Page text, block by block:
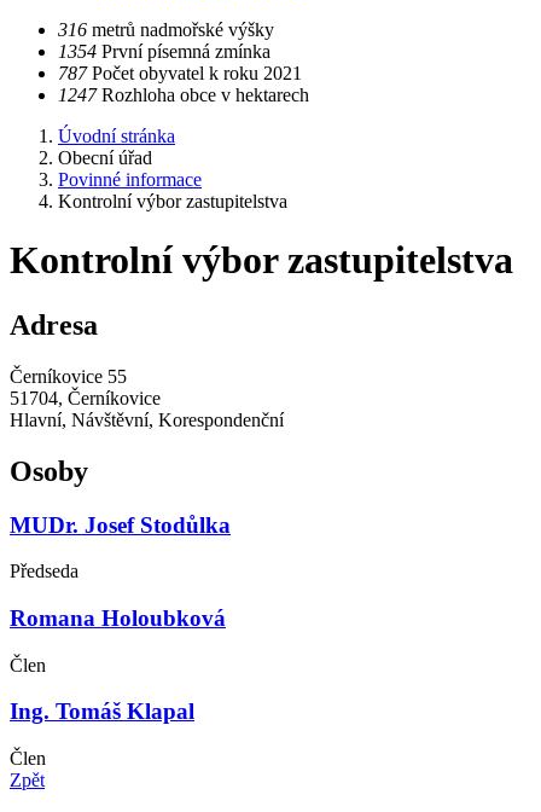
​​316 metrů nadmořské výšky
​​1354 První písemná zmínka
​​787 Počet obyvatel k roku 2021
​​1247 Rozhloha obce v hektarech
Úvodní stránka
Obecní úřad
Povinné informace
Kontrolní výbor zastupitelstva
Kontrolní výbor zastupitelstva
Adresa
Černíkovice 55
51704, Černíkovice
Hlavní, Návštěvní, Korespondenční
Osoby
MUDr. Josef Stodůlka
Předseda
Romana Holoubková
Člen
Ing. Tomáš Klapal
Člen
Zpět